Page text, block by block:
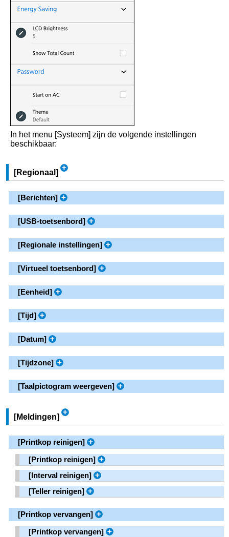
In het menu [Systeem] zijn de volgende instellingen
beschikbaar:
[Regionaal ]
[Berichten]
[USB-toetsenbord]
[Regionale instellingen]
[Virtueel toetsenbord]
[Eenheid]
[Tijd]
[Datum]
[Tijdzone]
[Taalpictogram weergeven]
[Meldingen]
[Printkop reinigen]
[Printkop reinigen]
[ Interval reinigen]
[Teller reinigen]
[Printkop vervangen]
[Printkop vervangen]